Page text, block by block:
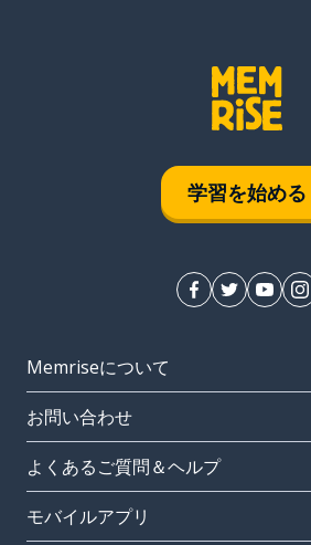
学習を始める
Memriseについて
お問い合わせ
よくあるご質問＆ヘルプ
モバイルアプリ